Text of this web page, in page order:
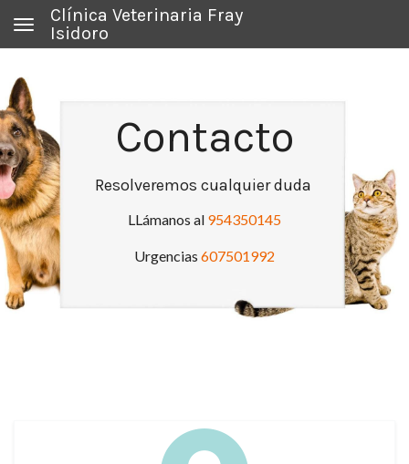
Toggle navigation
Clínica Veterinaria Fray
Isidoro
Contacto
Resolveremos cualquier duda
LLámanos al 954350145
Urgencias 607501992